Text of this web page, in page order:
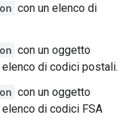
con un elenco di
con un oggetto
di codici postali.
con un oggetto
di codici FSA